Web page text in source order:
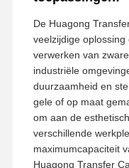
De Huagong
veelzijdige
verwerken van
industriële
duurzaamheid en
gele of op maat
om aan de
verschillende
maximumcapaciteit
Huagong Transfer